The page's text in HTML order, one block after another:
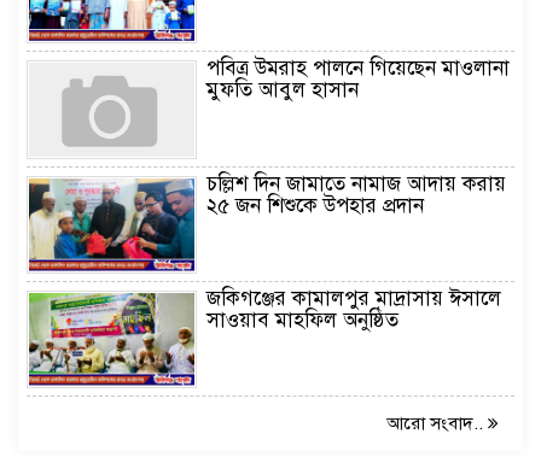
পবিত্র উমরাহ পালনে গিয়েছেন মাওলানা
মুফতি আবুল হাসান
চল্লিশ দিন জামাতে নামাজ আদায় করায়
২৫ জন শিশুকে উপহার প্রদান
জকিগঞ্জের কামালপুর মাদ্রাসায় ঈসালে
সাওয়াব মাহফিল অনুষ্ঠিত
আরো সংবাদ..